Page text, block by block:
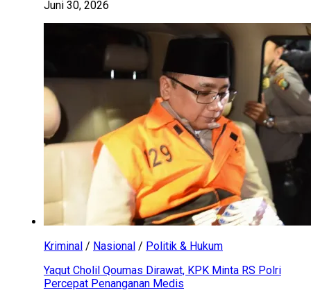
Juni 30, 2026
Kriminal / Nasional / Politik & Hukum
Yaqut Cholil Qoumas Dirawat, KPK Minta RS Polri
Percepat Penanganan Medis